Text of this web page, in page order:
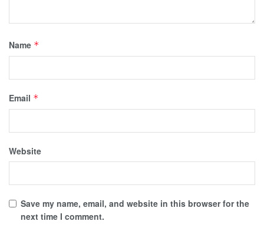
Name *
Email *
Website
Save my name, email, and website in this browser for the
next time I comment.